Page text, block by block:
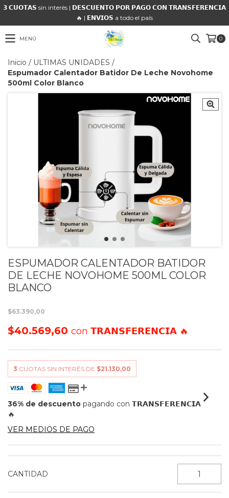
𝟯 𝗖𝗨𝗢𝗧𝗔𝗦 sin interés | 𝗗𝗘𝗦𝗖𝗨𝗘𝗡𝗧𝗢 𝗣𝗢𝗥 𝗣𝗔𝗚𝗢 𝗖𝗢𝗡 𝗧𝗥𝗔𝗡𝗦𝗙𝗘𝗥𝗘𝗡𝗖𝗜𝗔
🔥 | 𝗘𝗡𝗩𝗜𝗢𝗦 a todo el país
MENÚ 0
Inicio / ULTIMAS UNIDADES /
Espumador Calentador Batidor De Leche Novohome
500ml Color Blanco
ESPUMADOR CALENTADOR BATIDOR
DE LECHE NOVOHOME 500ML COLOR
BLANCO
$63.390,00
$40.569,60 con 𝗧𝗥𝗔𝗡𝗦𝗙𝗘𝗥𝗘𝗡𝗖𝗜𝗔 🔥
3 CUOTAS SIN INTERÉS DE $21.130,00
36% de descuento pagando con 𝗧𝗥𝗔𝗡𝗦𝗙𝗘𝗥𝗘𝗡𝗖𝗜𝗔
🔥
VER MEDIOS DE PAGO
CANTIDAD